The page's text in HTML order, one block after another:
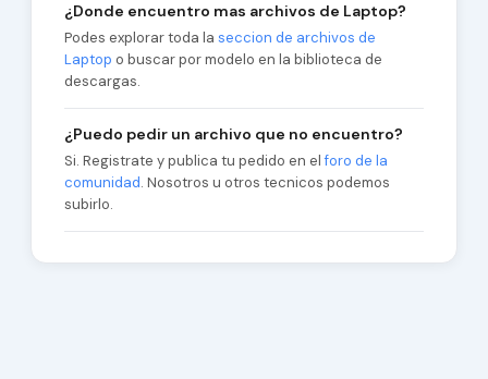
¿Donde encuentro mas archivos de Laptop?
Podes explorar toda la seccion de archivos de
Laptop o buscar por modelo en la biblioteca de
descargas.
¿Puedo pedir un archivo que no encuentro?
Si. Registrate y publica tu pedido en elforo de la
comunidad. Nosotros u otros tecnicos podemos
subirlo.